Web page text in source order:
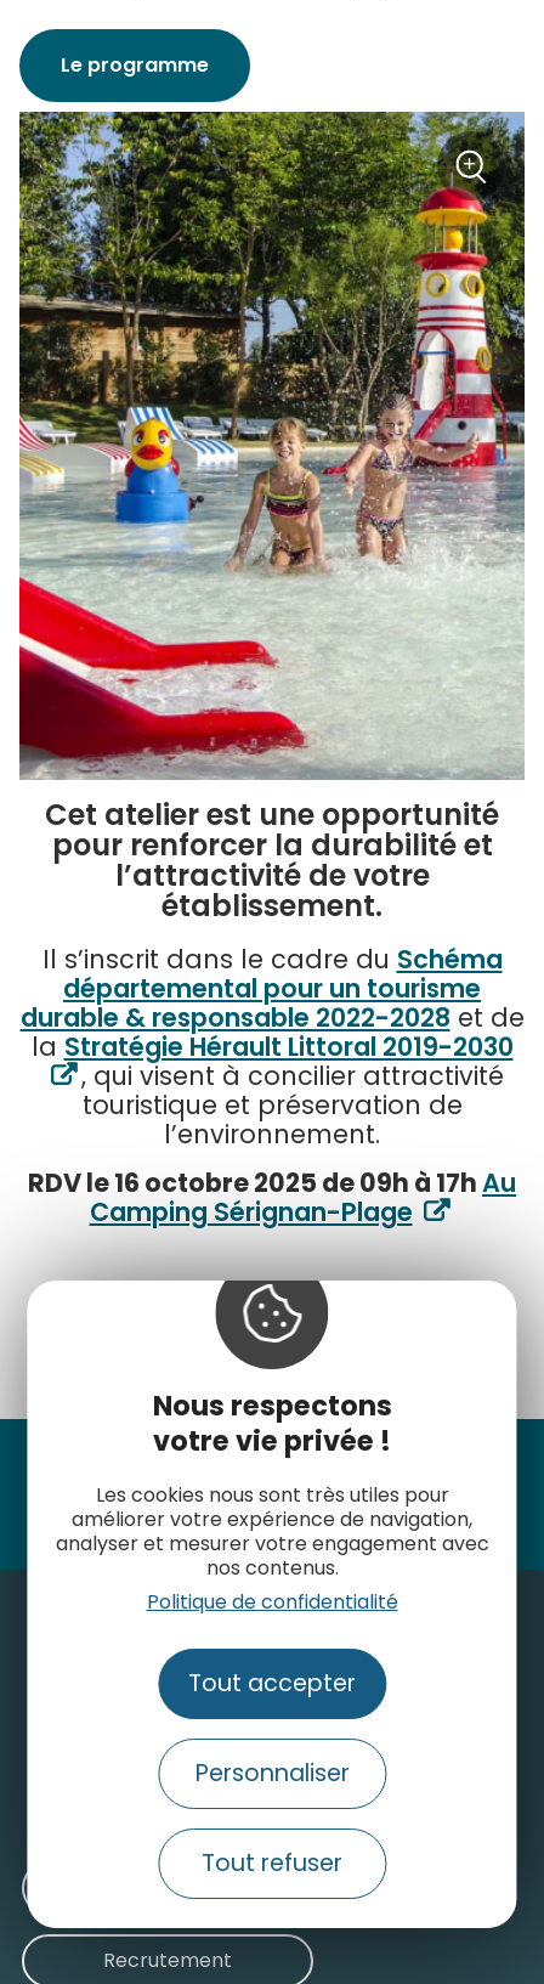
Nous respectons
votre vie privée !
Les cookies nous sont très utiles pour
améliorer votre expérience de navigation,
analyser et mesurer votre engagement avec
nos contenus.
Politique de confidentialité
Tout accepter
Personnaliser
Tout refuser
Le programme
Zoom
+
Cet atelier est une opportunité
pour renforcer la durabilité et
l’attractivité de votre
établissement.
Il s’inscrit dans le cadre du Schéma
départemental pour un tourisme
durable & responsable 2022-2028 et de
la Stratégie Hérault Littoral 2019-2030
, qui visent à concilier attractivité
touristique et préservation de
l’environnement.
RDV le 16 octobre 2025 de 09h à 17hAu
Camping Sérignan-Plage
Pour s'inscrire
Suivez-nous
Contactez-nous
Consulter le site grand public
Nos engagements pour un tourisme durable
Médiathèque
Recrutement